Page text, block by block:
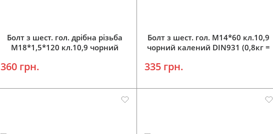
Болт з шест. гол. дрібна різьба
M18*1,5*120 кл.10,9 чорний
360 грн.
Болт з шест. гол. М14*60 кл.10,9
чорний калений DIN931 (0,8кг =
335 грн.